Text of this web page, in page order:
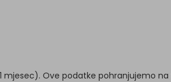
mjesec). Ove podatke pohranjujemo